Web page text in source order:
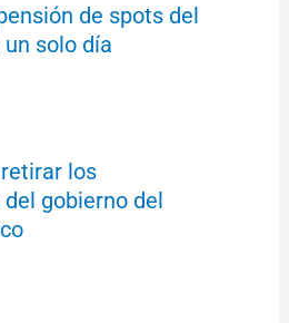
de spots del
solo día
retirar los
gobierno del